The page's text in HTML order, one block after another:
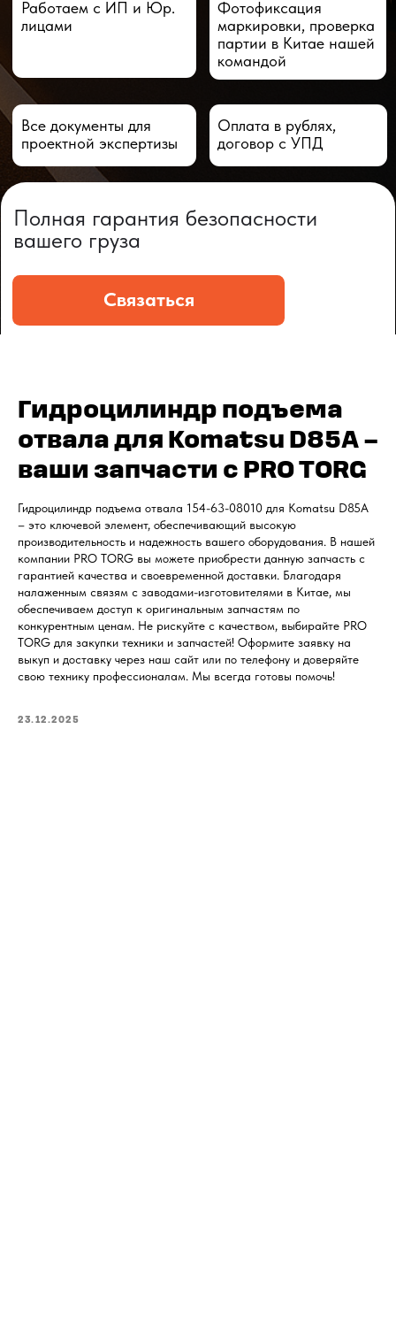
Гидроцилиндр подъема
отвала для Komatsu D85A –
ваши запчасти с PRO TORG
Гидроцилиндр подъема отвала 154-63-08010 для Komatsu D85A
– это ключевой элемент, обеспечивающий высокую
производительность и надежность вашего оборудования. В нашей
компании PRO TORG вы можете приобрести данную запчасть с
гарантией качества и своевременной доставки. Благодаря
налаженным связям с заводами-изготовителями в Китае, мы
обеспечиваем доступ к оригинальным запчастям по
конкурентным ценам. Не рискуйте с качеством, выбирайте PRO
TORG для закупки техники и запчастей! Оформите заявку на
выкуп и доставку через наш сайт или по телефону и доверяйте
свою технику профессионалам. Мы всегда готовы помочь!
23.12.2025